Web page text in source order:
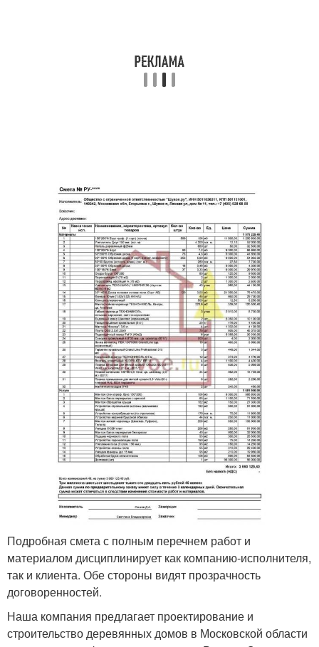
Подробная смета с полным перечнем работ и
материалом дисциплинирует как компанию-исполнителя,
так и клиента. Обе стороны видят прозрачность
договоренностей.
Наша компания предлагает проектирование и
строительство деревянных домов в Московской области